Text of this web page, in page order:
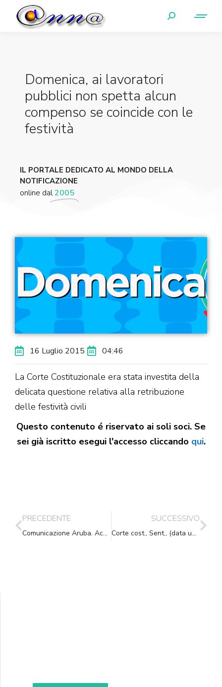
Domenica, ai lavoratori
pubblici non spetta alcun
compenso se coincide con le
festività
IL PORTALE DEDICATO AL MONDO DELLA
NOTIFICAZIONE
online dal2005
16 Luglio 2015 04:46
La Corte Costituzionale era stata investita della
delicata questione relativa alla retribuzione
delle festività civili
Questo contenuto é riservato ai soli soci. Se
sei già iscritto esegui l'accesso cliccando qui.
PRECEDENTE
Comunicazione Aruba. Accesso al sito web di A.N.N.A.: possibili disagi
SUCCESSIVO
Corte cost., Sent., (data ud. 23/06/2015) 16/07/2015, n. 170